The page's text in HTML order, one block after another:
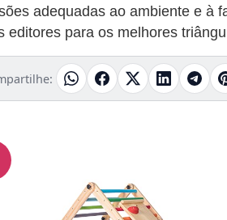
adequadas ao ambiente e à
editores para os melhores